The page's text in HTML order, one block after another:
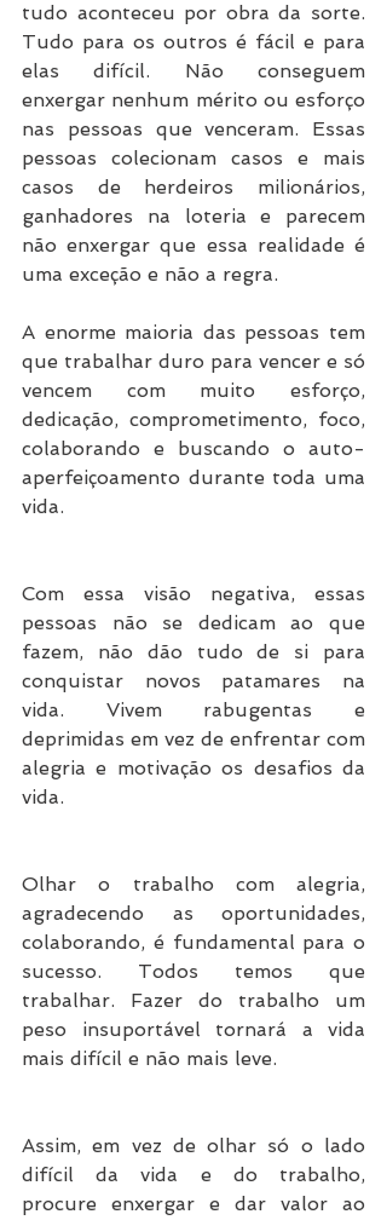
tudo aconteceu por obra da sorte.
Tudo para os outros é fácil e para
elas difícil. Não conseguem
enxergar nenhum mérito ou esforço
nas pessoas que venceram. Essas
pessoas colecionam casos e mais
casos de herdeiros milionários,
ganhadores na loteria e parecem
não enxergar que essa realidade é
uma exceção e não a regra.
A enorme maioria das pessoas tem
que trabalhar duro para vencer e só
vencem com muito esforço,
dedicação, comprometimento, foco,
colaborando e buscando o auto-
aperfeiçoamento durante toda uma
vida.
Com essa visão negativa, essas
pessoas não se dedicam ao que
fazem, não dão tudo de si para
conquistar novos patamares na
vida. Vivem rabugentas e
deprimidas em vez de enfrentar com
alegria e motivação os desafios da
vida.
Olhar o trabalho com alegria,
agradecendo as oportunidades,
colaborando, é fundamental para o
sucesso. Todos temos que
trabalhar. Fazer do trabalho um
peso insuportável tornará a vida
mais difícil e não mais leve.
Assim, em vez de olhar só o lado
difícil da vida e do trabalho,
procure enxergar e dar valor ao